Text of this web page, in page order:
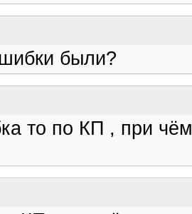
были?
то по КП , при